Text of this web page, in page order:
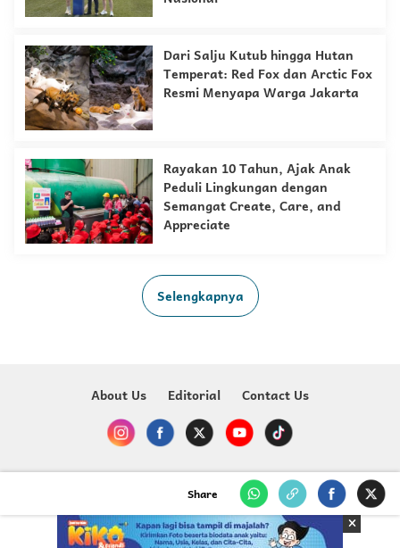
Dari Salju Kutub hingga Hutan
Temperat: Red Fox dan Arctic Fox
Resmi Menyapa Warga Jakarta
Rayakan 10 Tahun, Ajak Anak
Peduli Lingkungan dengan
Semangat Create, Care, and
Appreciate
Selengkapnya
Share
About Us Editorial Contact Us
Copyright @ 2023-2026 Just For Kids - MNC Media